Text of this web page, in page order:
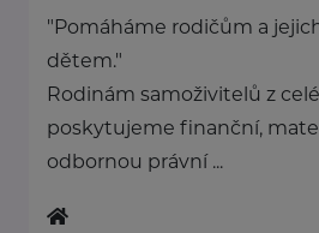
"Pomáháme rodičům a
dětem."
Rodinám samoživitelů z
poskytujeme finanční,
odbornou právní ...